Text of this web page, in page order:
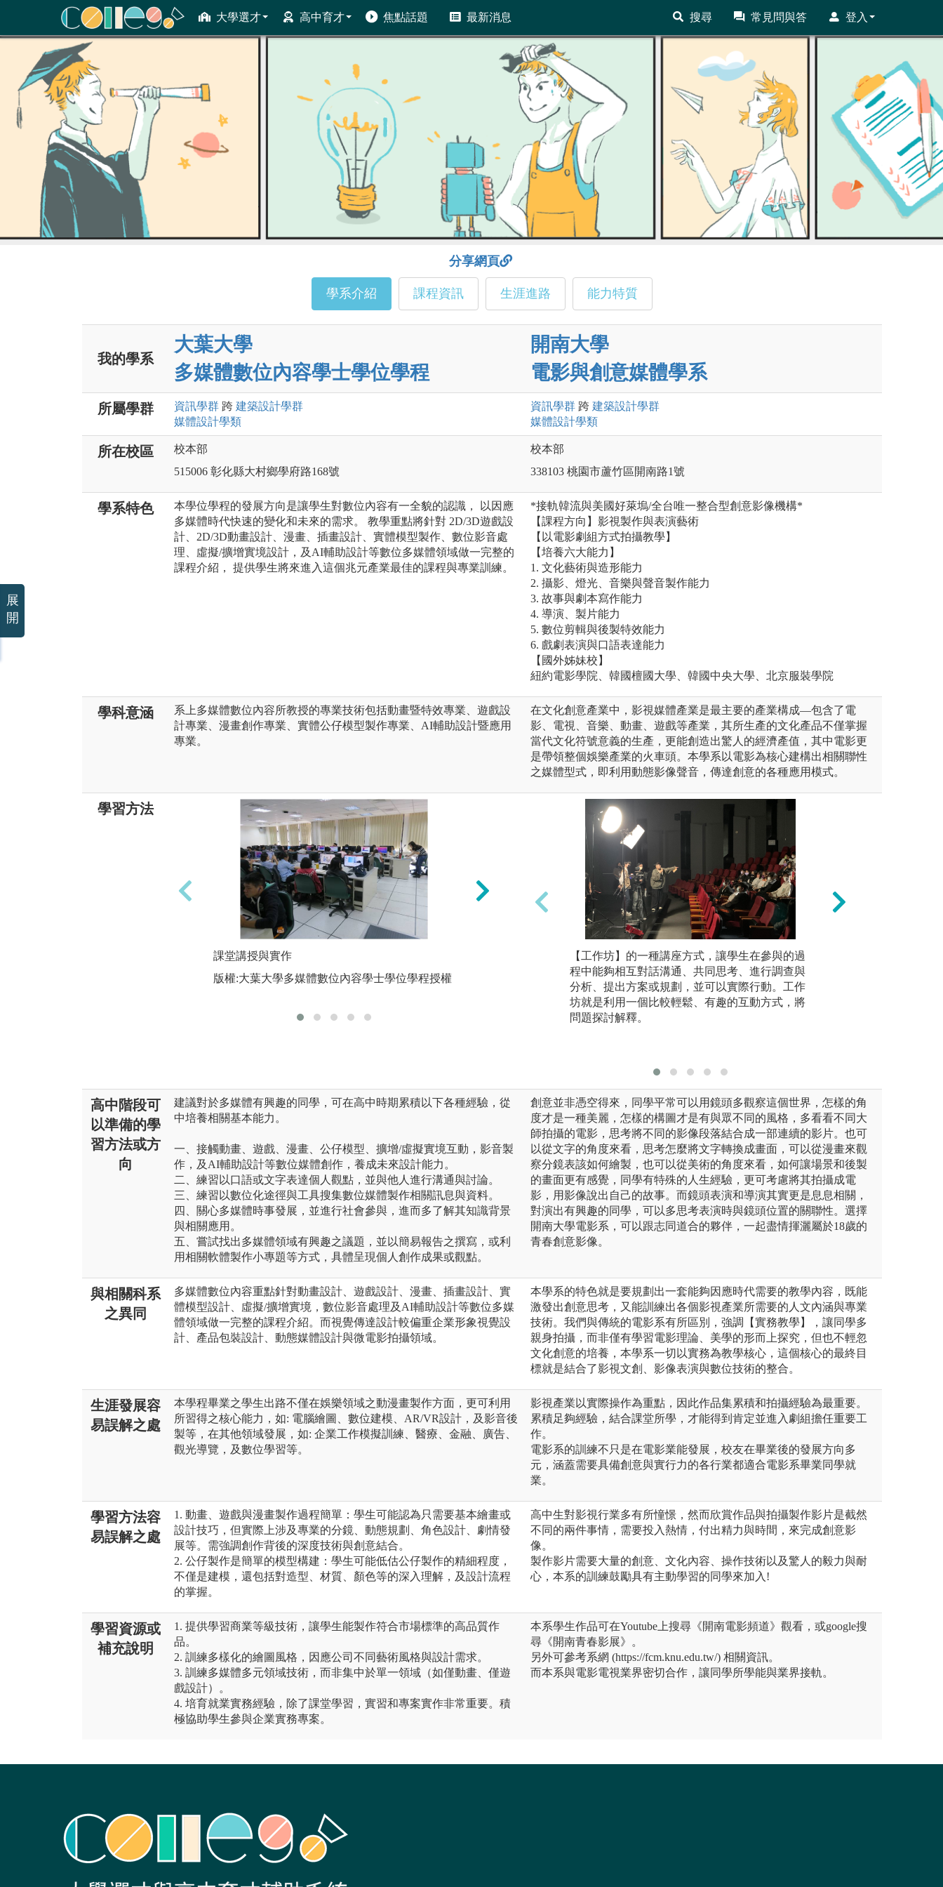
大學選才 高中育才 焦點話題 最新消息 搜尋 常見問與答 登入
ColleGo! 大學選才與高中育才輔助系統
分享網頁
學系介紹 課程資訊 生涯進路 能力特質
我的學系
大葉大學
多媒體數位內容學士學位學程
開南大學
電影與創意媒體學系
所屬學群 資訊學群 跨 建築設計學群
媒體設計學類
資訊學群 跨 建築設計學群
媒體設計學類
所在校區
校本部
515006 彰化縣大村鄉學府路168號
校本部
338103 桃園市蘆竹區開南路1號
學系特色
本學位學程的發展方向是讓學生對數位內容有一全貌的認識， 以因應
多媒體時代快速的變化和未來的需求。 教學重點將針對 2D/3D遊戲設
計、2D/3D動畫設計、漫畫、插畫設計、實體模型製作、數位影音處
理、虛擬/擴增實境設計，及AI輔助設計等數位多媒體領域做一完整的
課程介紹， 提供學生將來進入這個兆元產業最佳的課程與專業訓練。
*接軌韓流與美國好萊塢/全台唯一整合型創意影像機構*
【課程方向】影視製作與表演藝術
【以電影劇組方式拍攝教學】
【培養六大能力】
1. 文化藝術與造形能力
2. 攝影、燈光、音樂與聲音製作能力
3. 故事與劇本寫作能力
4. 導演、製片能力
5. 數位剪輯與後製特效能力
6. 戲劇表演與口語表達能力
【國外姊妹校】
紐約電影學院、韓國檀國大學、韓國中央大學、北京服裝學院
學科意涵
系上多媒體數位內容所教授的專業技術包括動畫暨特效專業、遊戲設
計專業、漫畫創作專業、實體公仔模型製作專業、AI輔助設計暨應用
專業。
在文化創意產業中，影視媒體產業是最主要的產業構成—包含了電
影、電視、音樂、動畫、遊戲等產業，其所生產的文化產品不僅掌握
當代文化符號意義的生產，更能創造出驚人的經濟產值，其中電影更
是帶領整個娛樂產業的火車頭。本學系以電影為核心建構出相關聯性
之媒體型式，即利用動態影像聲音，傳達創意的各種應用模式。
學習方法
課堂講授與實作
版權:大葉大學多媒體數位內容學士學位學程授權
實務實習
版權:大葉大學多媒體數位內容學士學位學程授權
【工作坊】的一種講座方式，讓學生在參與的過
程中能夠相互對話溝通、共同思考、進行調查與
分析、提出方案或規劃，並可以實際行動。工作
坊就是利用一個比較輕鬆、有趣的互動方式，將
問題探討解釋。
高中階段可
以準備的學
習方法或方
向
建議對於多媒體有興趣的同學，可在高中時期累積以下各種經驗，從
中培養相關基本能力。
一、接觸動畫、遊戲、漫畫、公仔模型、擴增/虛擬實境互動，影音製
作，及AI輔助設計等數位媒體創作，養成未來設計能力。
二、練習以口語或文字表達個人觀點，並與他人進行溝通與討論。
三、練習以數位化途徑與工具搜集數位媒體製作相關訊息與資料。
四、關心多媒體時事發展，並進行社會參與，進而多了解其知識背景
與相關應用。
五、嘗試找出多媒體領域有興趣之議題，並以簡易報告之撰寫，或利
用相關軟體製作小專題等方式，具體呈現個人創作成果或觀點。
創意並非憑空得來，同學平常可以用鏡頭多觀察這個世界，怎樣的角
度才是一種美麗，怎樣的構圖才是有與眾不同的風格，多看看不同大
師拍攝的電影，思考將不同的影像段落結合成一部連續的影片。也可
以從文字的角度來看，思考怎麼將文字轉換成畫面，可以從漫畫來觀
察分鏡表該如何繪製，也可以從美術的角度來看，如何讓場景和後製
的畫面更有感覺，同學有特殊的人生經驗，更可考慮將其拍攝成電
影，用影像說出自己的故事。而鏡頭表演和導演其實更是息息相關，
對演出有興趣的同學，可以多思考表演時與鏡頭位置的關聯性。選擇
開南大學電影系，可以跟志同道合的夥伴，一起盡情揮灑屬於18歲的
青春創意影像。
與相關科系
之異同
多媒體數位內容重點針對動畫設計、遊戲設計、漫畫、插畫設計、實
體模型設計、虛擬/擴增實境，數位影音處理及AI輔助設計等數位多媒
體領域做一完整的課程介紹。而視覺傳達設計較偏重企業形象視覺設
計、產品包裝設計、動態媒體設計與微電影拍攝領域。
本學系的特色就是要規劃出一套能夠因應時代需要的教學內容，既能
激發出創意思考，又能訓練出各個影視產業所需要的人文內涵與專業
技術。我們與傳統的電影系有所區別，強調【實務教學】，讓同學多
親身拍攝，而非僅有學習電影理論、美學的形而上探究，但也不輕忽
文化創意的培養，本學系一切以實務為教學核心，這個核心的最終目
標就是結合了影視文創、影像表演與數位技術的整合。​
生涯發展容
易誤解之處
本學程畢業之學生出路不僅在娛樂領域之動漫畫製作方面，更可利用
所習得之核心能力，如: 電腦繪圖、數位建模、AR/VR設計，及影音後
製等，在其他領域發展，如: 企業工作模擬訓練、醫療、金融、廣告、
觀光導覽，及數位學習等。
影視產業以實際操作為重點，因此作品集累積和拍攝經驗為最重要。
累積足夠經驗，結合課堂所學，才能得到肯定並進入劇組擔任重要工
作。
電影系的訓練不只是在電影業能發展，校友在畢業後的發展方向多
元，涵蓋需要具備創意與實行力的各行業都適合電影系畢業同學就
業。
學習方法容
易誤解之處
1. 動畫、遊戲與漫畫製作過程簡單：學生可能認為只需要基本繪畫或
設計技巧，但實際上涉及專業的分鏡、動態規劃、角色設計、劇情發
展等。需強調創作背後的深度技術與創意結合。
2. 公仔製作是簡單的模型構建：學生可能低估公仔製作的精細程度，
不僅是建模，還包括對造型、材質、顏色等的深入理解，及設計流程
的掌握。
高中生對影視行業多有所憧憬，然而欣賞作品與拍攝製作影片是截然
不同的兩件事情，需要投入熱情，付出精力與時間，來完成創意影
像。
製作影片需要大量的創意、文化內容、操作技術以及驚人的毅力與耐
心，本系的訓練鼓勵具有主動學習的同學來加入!
學習資源或
補充說明
1. 提供學習商業等級技術，讓學生能製作符合市場標準的高品質作
品。
2. 訓練多樣化的繪圖風格，因應公司不同藝術風格與設計需求。
3. 訓練多媒體多元領域技術，而非集中於單一領域（如僅動畫、僅遊
戲設計）。
4. 培育就業實務經驗，除了課堂學習，實習和專案實作非常重要。積
極協助學生參與企業實務專案。
本系學生作品可在Youtube上搜尋《開南電影頻道》觀看，或google搜
尋《開南青春影展》。
另外可參考系網 (https://fcm.knu.edu.tw/) 相關資訊。
而本系與電影電視業界密切合作，讓同學所學能與業界接軌。
展
開